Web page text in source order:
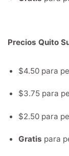
Precios Quito
$4.50 para
$3.75 para
$2.50 para
Gratis para